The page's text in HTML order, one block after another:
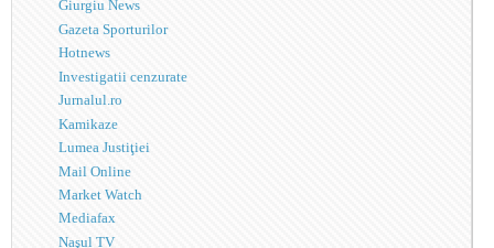
Giurgiu News
Gazeta Sporturilor
Hotnews
Investigatii cenzurate
Jurnalul.ro
Kamikaze
Lumea Justiţiei
Mail Online
Market Watch
Mediafax
Naşul TV